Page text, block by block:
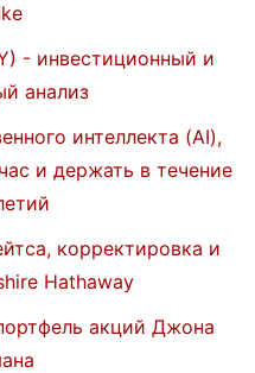
- инвестиционный и
анализ
интеллекта (AI),
и держать в течение
корректировка и
Hathaway
акций Джона